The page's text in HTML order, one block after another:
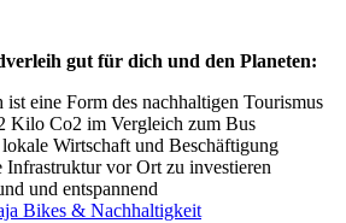
gut für dich und den Planeten:
eine Form des nachhaltigen Tourismus
Kilo Co2 im Vergleich zum Bus
Wirtschaft und Beschäftigung
vor Ort zu investieren
und entspannend
Bikes & Nachhaltigkeit